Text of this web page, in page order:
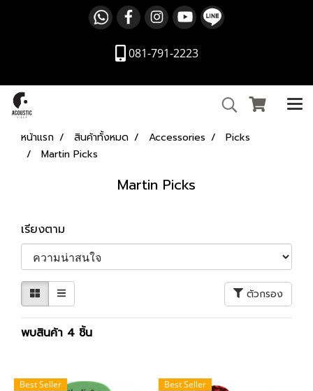
081-791-2223
หน้าแรก สินค้าทั้งหมด Accessories
Picks
Martin Picks
Martin Picks
เรียงตาม
ตัวกรอง
พบสินค้า 4 ชิ้น
Best Seller Best Seller